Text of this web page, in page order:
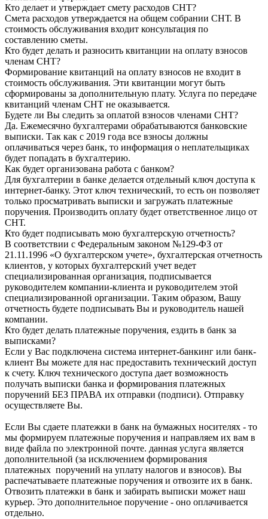
Кто делает и утверждает смету расходов СНТ?
Смета расходов утверждается на общем собрании СНТ. В
стоимость обслуживания входит консультация по
составлению сметы.
Кто будет делать и разносить квитанции на оплату взносов
членам СНТ?
Формирование квитанций на оплату взносов не входит в
стоимость обслуживания. Эти квитанции могут быть
сформированы за дополнительную плату. Услуга по передаче
квитанций членам СНТ не оказывается.
Будете ли Вы следить за оплатой взносов членами СНТ?
Да. Ежемесячно бухгалтерами обрабатываются банковские
выписки. Так как с 2019 года все взносы должны
оплачиваться через банк, то информация о неплательщиках
будет попадать в бухгалтерию.
Как будет организована работа с банком?
Для бухгалтерии в банке делается отдельный ключ доступа к
интернет-банку. Этот ключ технический, то есть он позволяет
только просматривать выписки и загружать платежные
поручения. Производить оплату будет ответственное лицо от
СНТ.
Кто будет подписывать мою бухгалтерскую отчетность?
В соответствии с Федеральным законом №129-ФЗ от
21.11.1996 «О бухгалтерском учете», бухгалтерская отчетность
клиентов, у которых бухгалтерский учет ведет
специализированная организация, подписывается
руководителем компании-клиента и руководителем этой
специализированной организации. Таким образом, Вашу
отчетность будете подписывать Вы и руководитель нашей
компании.
Кто будет делать платежные поручения, ездить в банк за
выписками?
Если у Вас подключена система интернет-банкинг или банк-
клиент Вы можете для нас предоставить технический доступ
к счету. Ключ технического доступа дает возможность
получать выписки банка и формирования платежных
поручений БЕЗ ПРАВА их отправки (подписи). Отправку
осуществляете Вы.
Если Вы сдаете платежки в банк на бумажных носителях - то
мы формируем платежные поручения и направляем их вам в
виде файла по электронной почте. данная услуга является
дополнительной (за исключением формирования
платежных поручений на уплату налогов и взносов). Вы
распечатываете платежные поручения и отвозите их в банк.
Отвозить платежки в банк и забирать выписки может наш
курьер. Это дополнительное поручение - оно оплачивается
отдельно.